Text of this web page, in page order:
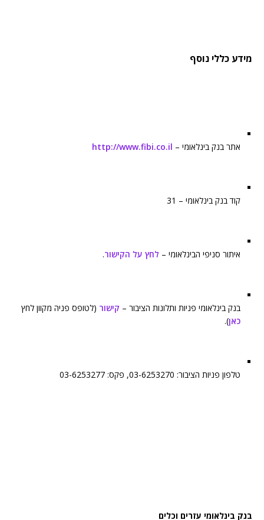
מידע כללי נוסף
אתר בנק בינלאומי – http://www.fibi.co.il
קוד בנק בינלאומי – 31
איתור סניפי הבינלאומי – לחץ על הקישור.
בנק בינלאומי פניות ותלונות הציבור – קישור (לטופס פניה מקוון לחץ
כאן).
טלפון פניות הציבור: 03-6253270, פקס: 03-6253277
בנק בינלאומי עזרים וכלים